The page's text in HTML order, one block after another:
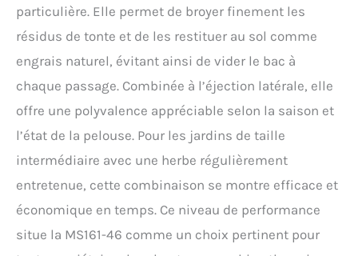
particulière. Elle permet de broyer finement les
résidus de tonte et de les restituer au sol comme
engrais naturel, évitant ainsi de vider le bac à
chaque passage. Combinée à l’éjection latérale, elle
offre une polyvalence appréciable selon la saison et
l’état de la pelouse. Pour les jardins de taille
intermédiaire avec une herbe régulièrement
entretenue, cette combinaison se montre efficace et
économique en temps. Ce niveau de performance
situe la MS161-46 comme un choix pertinent pour